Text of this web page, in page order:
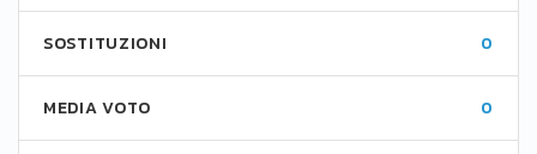
SOSTITUZIONI 0
MEDIA VOTO 0